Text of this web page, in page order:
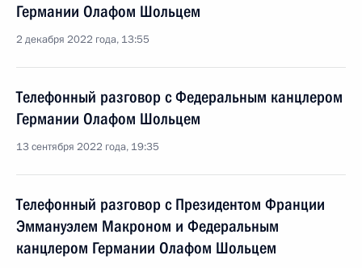
Германии Олафом Шольцем
2 декабря 2022 года, 13:55
Телефонный разговор с Федеральным канцлером
Германии Олафом Шольцем
13 сентября 2022 года, 19:35
Телефонный разговор с Президентом Франции
Эммануэлем Макроном и Федеральным
канцлером Германии Олафом Шольцем